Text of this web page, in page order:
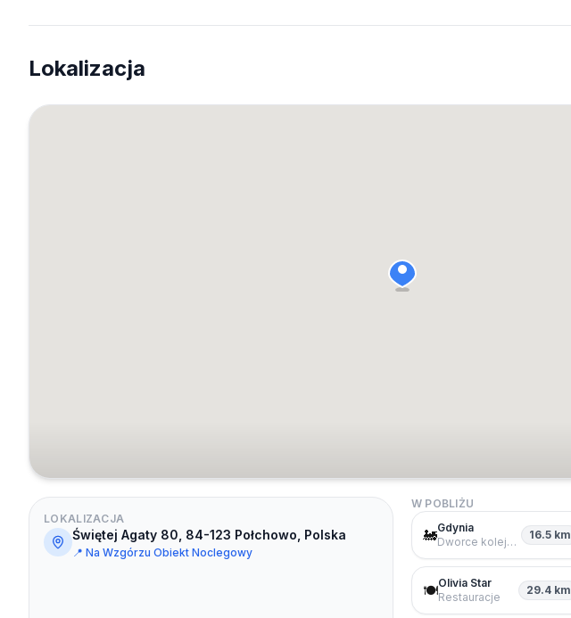
Lokalizacja
LOKALIZACJA
Świętej Agaty 80, 84-123 Połchowo, Polska
📍 Na Wzgórzu Obiekt Noclegowy
W POBLIŻU
🚂Gdynia
Dworce kolejowe
16.5 km
🍽️Olivia Star
Restauracje
29.4 km